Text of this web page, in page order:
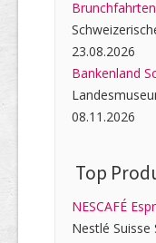
23.08.2026
Bankenland
08.11.2026
Top
NESCAFÉ
Nestlé Suisse